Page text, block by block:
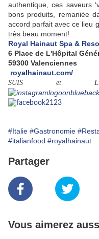
authentique, ces saveurs
bons produits, remaniée
accord parfait avec ce lieu
très beau moment!
Royal Hainaut Spa &
6 Place de L'Hôpital
59300 Valenciennes
royalhainaut.com/
SUIS et
#Italie #Gastronomie
#italianfood #royalhainaut
Partager
Vous aimerez